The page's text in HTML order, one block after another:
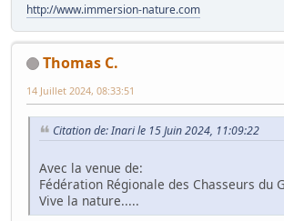
http://www.immersion-nature.com
Thomas C.
14 Juillet 2024, 08:33:51
Citation de: Inari le 15 Juin 2024, 11:09:22
Avec la venue de:
Fédération Régionale des Chasseurs du
Vive la nature.....